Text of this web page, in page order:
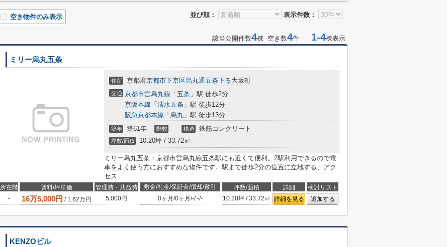
並び順： 表示件数：
空き物件のみ表示
該当公開件数4棟 空き数4件 1-4棟表示
ミリー烏丸五条
住所 京都府京都市下京区烏丸通五条下る大坂町
交通 京都市営烏丸線 「 五条 」駅 徒歩2分
京阪本線 「 清水五条 」駅 徒歩12分
阪急京都本線 「 烏丸 」駅 徒歩13分
築年 築61年 階数 - 構造 鉄筋コンクリート
坪数/面積 10.20坪 / 33.72㎡
ミリー烏丸五条：京都市営烏丸線五条駅にも近くて便利。2駅利用できるので電
車をよく使う方におすすめな物件です。駅まで徒歩2分の位置に立地する、アク
セス...
所在階 賃料/坪単価 管理費・共益費 敷金/礼金/保証金/償却/敷引 坪数/面積 詳細
検討リスト
-
16万5,000円 / 1.62万円 5,000円 0ヶ月 /0ヶ月 /-/-/- 10.20坪 / 33.72㎡ 詳細を見る 追加する
KENZOビル